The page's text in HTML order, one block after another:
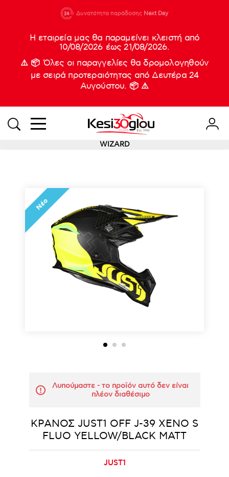
210 88 21
933
Δυνατότητα παράδοσης Next Day
Νέες
Η εταιρεία μας θα παραμείνει κλειστή από
10/08/2026 έως 21/08/2026.
⚠️ 📦 Όλες οι παραγγελίες θα δρομολογηθούν
με σειρά προτεραιότητας από Δευτέρα 24
Αυγούστου. 📦 ⚠️
WIZARD
Νέο
Λυπούμαστε - το προϊόν αυτό δεν είναι
πλέον διαθέσιμο
ΚΡΑΝΟΣ JUST1 OFF J-39 XENO S
FLUO YELLOW/BLACK MATT
JUST1